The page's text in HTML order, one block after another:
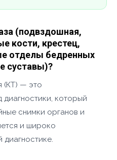
(подвздошная,
кости, крестец,
отделы бедренных
суставы)?
(КТ) — это
диагностики, который
снимки органов и
и широко
диагностике.